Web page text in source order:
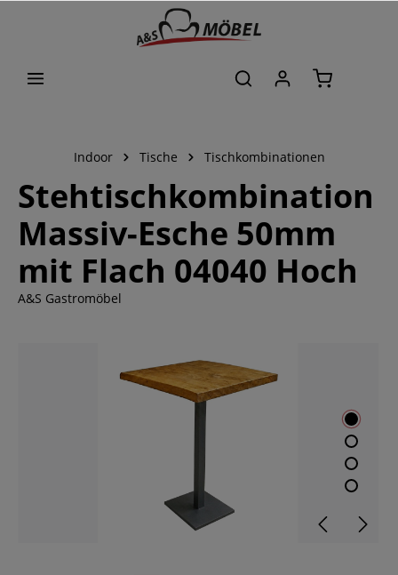
Indoor Tische Tischkombinationen
Stehtischkombination
Massiv-Esche 50mm
mit Flach 04040 Hoch
A&S Gastromöbel